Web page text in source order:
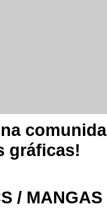
gráficas!
/